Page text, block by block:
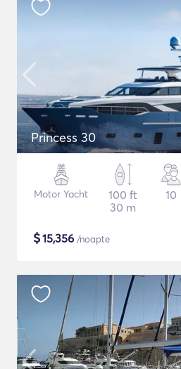
Princess 30
Motor Yacht
100 ft
30 m
10
$15,356 /noapte